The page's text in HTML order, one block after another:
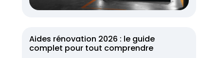
Aides rénovation 2026 : le guide
complet pour tout comprendre